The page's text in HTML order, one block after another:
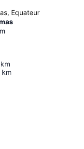
Equateur
km
km